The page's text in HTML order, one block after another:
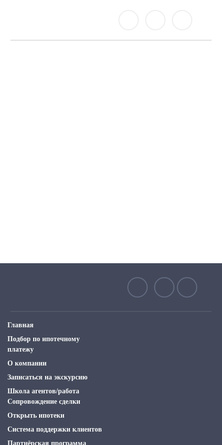
Главная
Подбор по ипотечному
платежу
О компании
Записаться на экскурсию
Школа агентов/работа
Сопровождение сделки
Открыть ипотеки
Система поддержки клиентов
Партнёрская программа